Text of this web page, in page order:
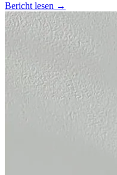
Bericht lesen →